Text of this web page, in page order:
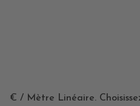
€ / Mètre Linéaire.